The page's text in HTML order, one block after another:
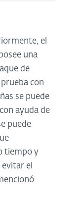
el
una
de
con
se puede
ayuda de
puede
tiempo y
el